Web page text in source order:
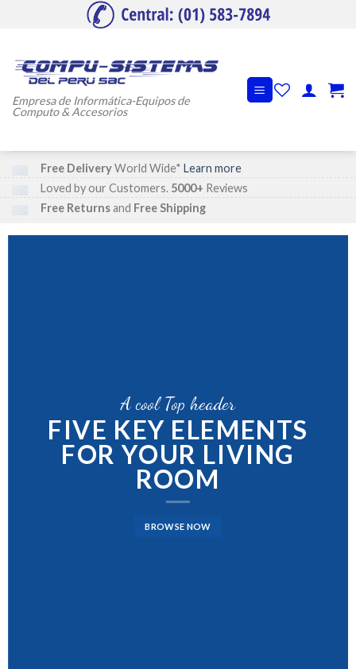
Empresa de Informática-Equipos de
Computo & Accesorios
Free DeliveryWorld Wide* Learn more
Loved by our Customers. 5000+ Reviews
Free Returns and Free Shipping
A cool Top header
FIVE KEY ELEMENTS
FOR YOUR LIVING
ROOM
BROWSE NOW